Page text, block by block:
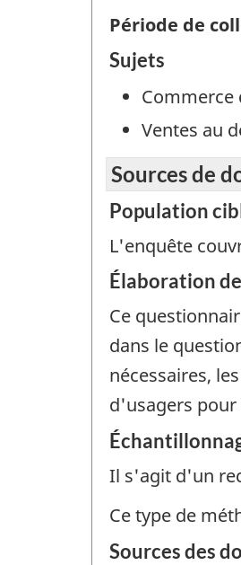
Période de
Sujets
Commerce
Ventes au
Sources de
Population
L'enquête
Élaboration
Ce
dans le
nécessaires,
d'usagers
Il s'agit d'un
Ce type de
Sources des